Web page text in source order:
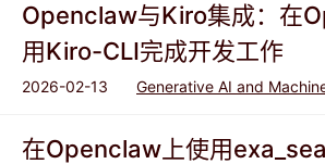
Openclaw与Kiro集成：在
用Kiro-CLI完成开发工作
2026-02-13 Generative AI and
在Openclaw上使用